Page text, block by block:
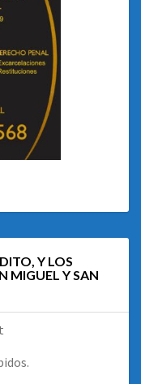
Y LOS
MIGUEL Y SAN